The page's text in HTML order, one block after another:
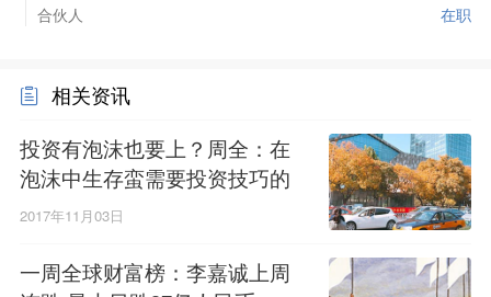
合伙人 在职
相关资讯
投资有泡沫也要上？周全：在
泡沫中生存蛮需要投资技巧的
2017年11月03日
一周全球财富榜：李嘉诚上周